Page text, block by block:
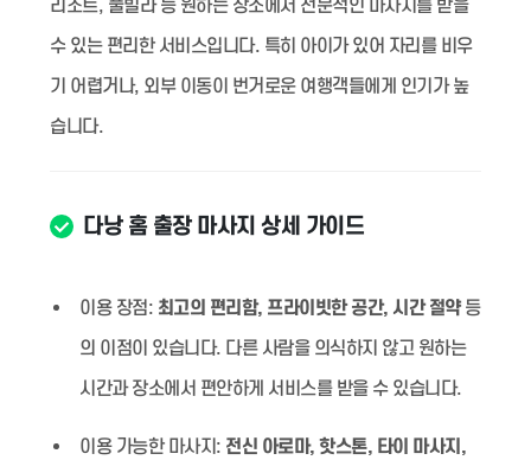
리조트, 풀빌라 등 원하는 장소에서 전문적인 마사지를 받을
수 있는 편리한 서비스입니다. 특히 아이가 있어 자리를 비우
기 어렵거나, 외부 이동이 번거로운 여행객들에게 인기가 높
습니다.
다낭 홈 출장 마사지 상세 가이드
이용 장점: 최고의 편리함, 프라이빗한 공간, 시간 절약등
의 이점이 있습니다. 다른 사람을 의식하지 않고 원하는
시간과 장소에서 편안하게 서비스를 받을 수 있습니다.
이용 가능한 마사지: 전신 아로마, 핫스톤, 타이 마사지,